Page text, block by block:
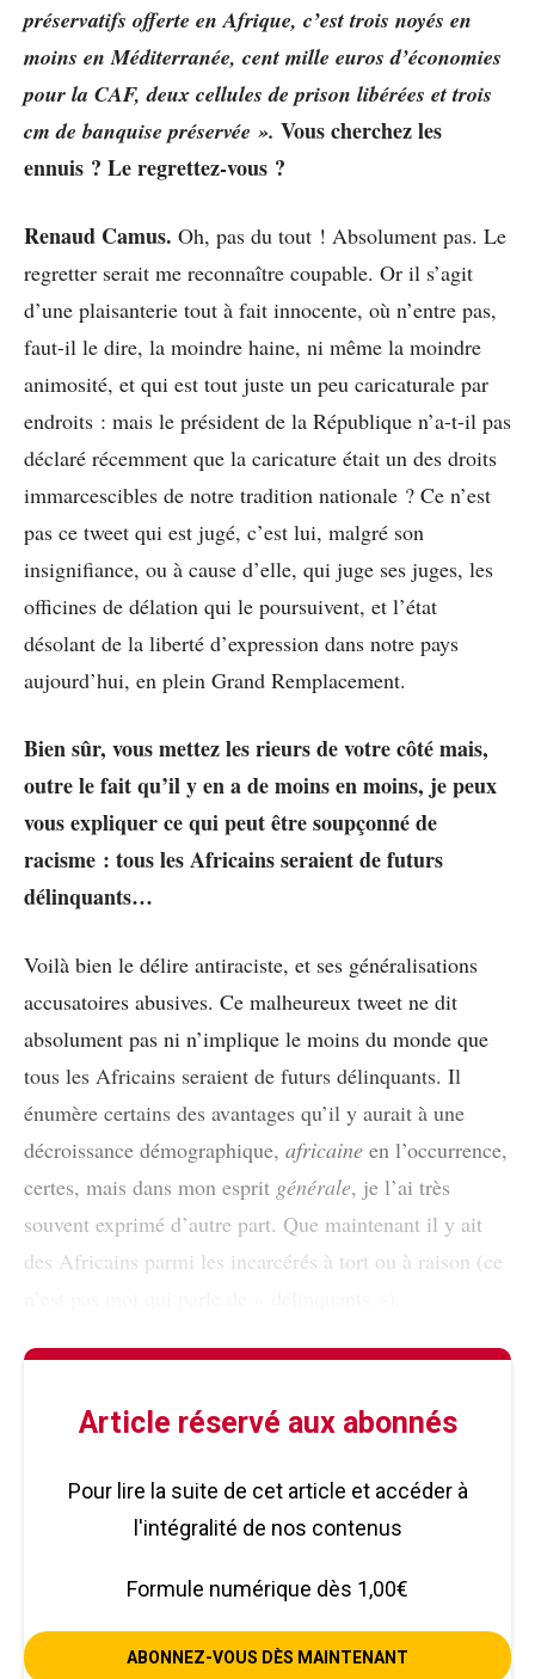
préservatifs offerte en Afrique, c’est trois noyés en
moins en Méditerranée, cent mille euros d’économies
pour la CAF, deux cellules de prison libérées et trois
cm de banquise préservée ». Vous cherchez les
ennuis ? Le regrettez-vous ?
Renaud Camus. Oh, pas du tout ! Absolument pas. Le
regretter serait me reconnaître coupable. Or il s’agit
d’une plaisanterie tout à fait innocente, où n’entre pas,
faut-il le dire, la moindre haine, ni même la moindre
animosité, et qui est tout juste un peu caricaturale par
endroits : mais le président de la République n’a-t-il pas
déclaré récemment que la caricature était un des droits
immarcescibles de notre tradition nationale ? Ce n’est
pas ce tweet qui est jugé, c’est lui, malgré son
insignifiance, ou à cause d’elle, qui juge ses juges, les
officines de délation qui le poursuivent, et l’état
désolant de la liberté d’expression dans notre pays
aujourd’hui, en plein Grand Remplacement.
Bien sûr, vous mettez les rieurs de votre côté mais,
outre le fait qu’il y en a de moins en moins, je peux
vous expliquer ce qui peut être soupçonné de
racisme : tous les Africains seraient de futurs
délinquants…
Voilà bien le délire antiraciste, et ses généralisations
accusatoires abusives. Ce malheureux tweet ne dit
absolument pas ni n’implique le moins du monde que
tous les Africains seraient de futurs délinquants. Il
énumère certains des avantages qu’il y aurait à une
décroissance démographique, africaine en l’occurrence,
certes, mais dans mon esprit générale, je l’ai très
souvent exprimé d’autre part. Que maintenant il y ait
des Africains parmi les incarcérés à tort ou à raison (ce
Article réservé aux abonnés
Pour lire la suite de cet article et accéder à
l'intégralité de nos contenus
Formule numérique dès 1,00€
ABONNEZ-VOUS DÈS MAINTENANT